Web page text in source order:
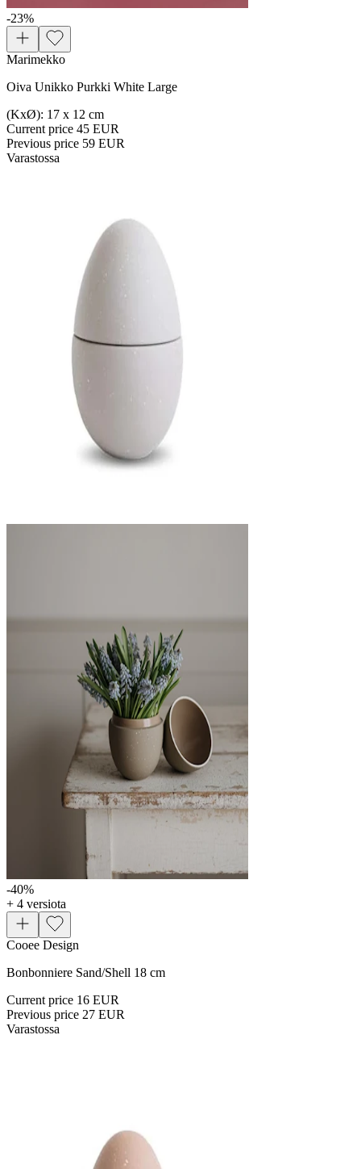
-23%
Marimekko
Oiva Unikko Purkki White Large
(KxØ): 17 x 12 cm
Current price 45 EUR
Previous price 59 EUR
Varastossa
-40%
+ 4 versiota
Cooee Design
Bonbonniere Sand/Shell 18 cm
Current price 16 EUR
Previous price 27 EUR
Varastossa